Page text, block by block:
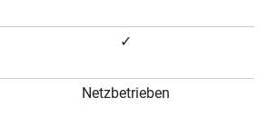
✓
Netzbetrieben